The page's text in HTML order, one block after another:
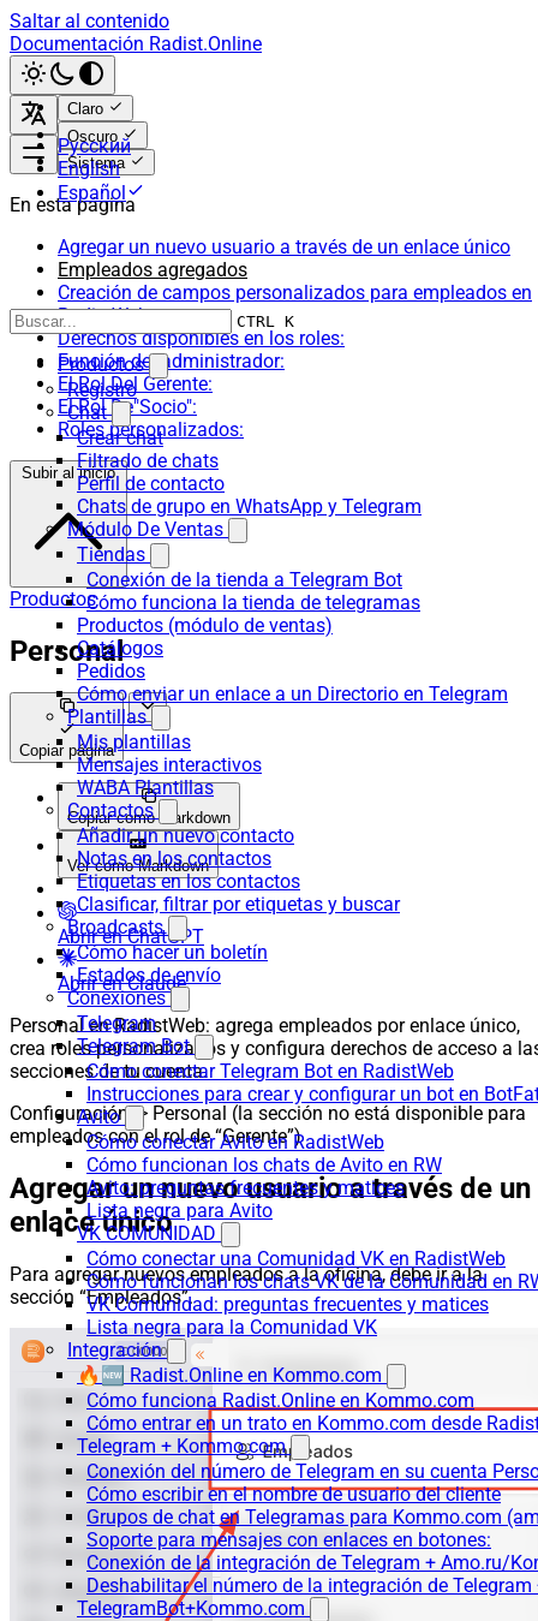
Saltar al contenido
Documentación Radist.Online
Claro
Oscuro
Sistema
Русский
English
Español
CTRL K
Productos
Registro
Chat
Crear chat
Filtrado de chats
Perfil de contacto
Chats de grupo en WhatsApp y Telegram
Módulo De Ventas
Tiendas
Conexión de la tienda a Telegram Bot
Cómo funciona la tienda de telegramas
Productos (módulo de ventas)
Catálogos
Pedidos
Cómo enviar un enlace a un Directorio en Telegram
Plantillas
Mis plantillas
Mensajes interactivos
WABA Plantillas
Contactos
Añadir un nuevo contacto
Notas en los contactos
Etiquetas en los contactos
Clasificar, filtrar por etiquetas y buscar
Broadcasts
Cómo hacer un boletín
Estados de envío
Conexiones
Telegram
Telegram Bot
Cómo conectar Telegram Bot en RadistWeb
Instrucciones para crear y configurar un bot en
Avito
Cómo conectar Avito en RadistWeb
Cómo funcionan los chats de Avito en RW
Avito: preguntas frecuentes y matices
Lista negra para Avito
VK COMUNIDAD
Cómo conectar una Comunidad VK en RadistWeb
Cómo funcionan los chats VK de la Comunidad en
VK Comunidad: preguntas frecuentes y matices
Lista negra para la Comunidad VK
Integración
🔥🆕 Radist.Online en Kommo.com
Cómo funciona Radist.Online en Kommo.com
Cómo entrar en un trato en Kommo.com desde
Telegram + Kommo.com
Conexión del número de Telegram en su cuenta
Cómo escribir en el nombre de usuario del cliente
Grupos de chat en Telegramas para Kommo.com
Soporte para mensajes con enlaces en botones:
Conexión de la integración de Telegram + Amo.ru/
Deshabilitar el número de la integración de
TelegramBot+Kommo.com
En esta página
Agregar un nuevo usuario a través de un enlace único
Empleados agregados
Creación de campos personalizados para empleados en
RadistWeb
Derechos disponibles en los roles:
Función del administrador:
El Rol Del Gerente:
El Rol De"Socio":
Roles personalizados:
Subir al inicio
Productos
Personal
Copiar página
Copiar como Markdown
Ver como Markdown
Abrir en ChatGPT
Abrir en Claude
Personal en RadistWeb: agrega empleados por enlace único,
crea roles personalizados y configura derechos de acceso a
secciones de tu cuenta.
Configuración -> Personal (la sección no está disponible para
empleados con el rol de “Gerente”)
Agregar un nuevo usuario a través de un
enlace único
Para agregar nuevos empleados a la oficina, debe ir a la
sección “Empleados”.